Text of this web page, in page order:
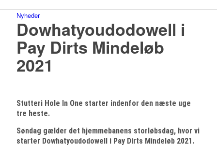
Nyheder
Dowhatyoudodowell i
Pay Dirts Mindeløb
2021
Stutteri Hole In One starter indenfor den næste uge
tre heste.
Søndag gælder det hjemmebanens storløbsdag, hvor vi
starter Dowhatyoudodowell i Pay Dirts Mindeløb 2021.